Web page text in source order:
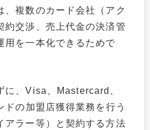
、複数のカード会社（アク
約交渉、売上代金の決済管
用を一本化できるためで
に、Visa、Mastercard、
の加盟店獲得業務を行う
アラー等）と契約する方法